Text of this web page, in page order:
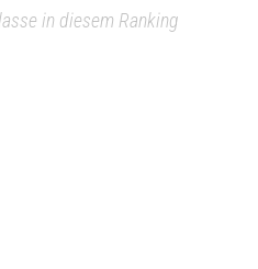
in diesem Ranking